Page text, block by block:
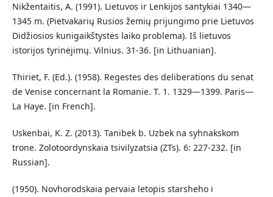
Nikžentaitis, A. (1991). Lietuvos ir Lenkijos santykiai 1340—
1345 m. (Pietvakarių Rusios žemių prijungimo prie Lietuvos
Didžiosios kunigaikštystės laiko problema). Iš lietuvos
istorijos tyrinėjimų. Vilnius. 31-36. [in Lithuanian].
Thiriet, F. (Ed.). (1958). Regestes des deliberations du senat
de Venise concernant la Romanie. T. 1. 1329—1399. Paris—
La Haye. [in French].
Uskenbai, K. Z. (2013). Tanibek b. Uzbek na syhnakskom
trone. Zolotoordynskaia tsivilyzatsia (ZTs). 6: 227-232. [in
Russian].
(1950). Novhorodskaia pervaia letopis starsheho i